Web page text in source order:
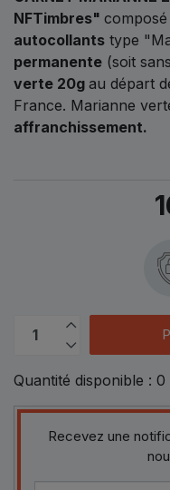
NFTimbres" composé
autocollants type
permanente (soit
verte 20g au départ
France. Marianne
affranchissement.
Quantité disponible : 0
Recevez une